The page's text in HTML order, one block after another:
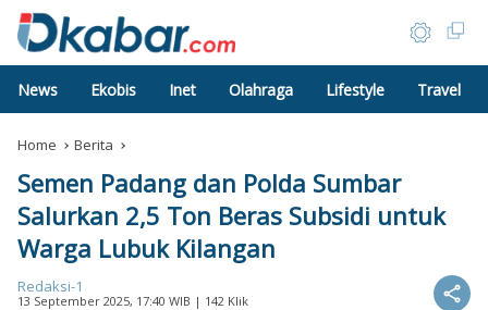
News Ekobis Inet Olahraga Lifestyle Travel
Home Berita
Semen Padang dan Polda Sumbar
Salurkan 2,5 Ton Beras Subsidi untuk
Warga Lubuk Kilangan
Redaksi-1
13 September 2025, 17:40 WIB | 142 Klik